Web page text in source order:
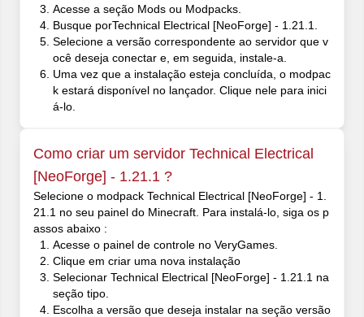
Acesse a seção Mods ou Modpacks.
Busque porTechnical Electrical [NeoForge] - 1.21.1.
Selecione a versão correspondente ao servidor que v
ocê deseja conectar e, em seguida, instale-a.
Uma vez que a instalação esteja concluída, o modpac
k estará disponível no lançador. Clique nele para inici
á-lo.
Como criar um servidor Technical Electrical
[NeoForge] - 1.21.1 ?
Selecione o modpack Technical Electrical [NeoForge] - 1.
21.1 no seu painel do Minecraft. Para instalá-lo, siga os p
assos abaixo :
Acesse o painel de controle no VeryGames.
Clique em criar uma nova instalação
Selecionar Technical Electrical [NeoForge] - 1.21.1 na
seção tipo.
Escolha a versão que deseja instalar na seção versão